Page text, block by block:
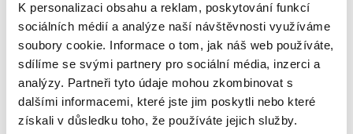
K personalizaci obsahu a reklam, poskytování funkcí
sociálních médií a analýze naší návštěvnosti využíváme
soubory cookie. Informace o tom, jak náš web používáte,
sdílíme se svými partnery pro sociální média, inzerci a
analýzy. Partneři tyto údaje mohou zkombinovat s
dalšími informacemi, které jste jim poskytli nebo které
získali v důsledku toho, že používáte jejich služby.